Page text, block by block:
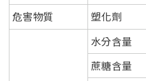
危害物質
塑化劑
水分含量
蔗糖含量